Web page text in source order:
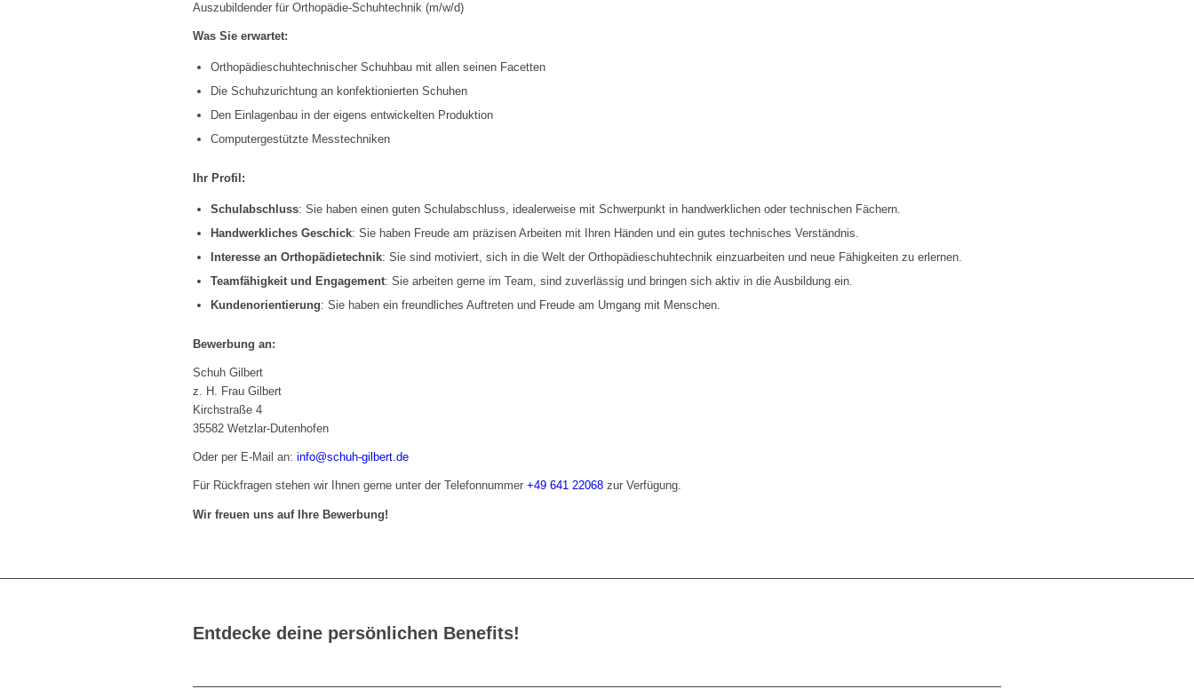
Auszubildender für Orthopädie-Schuhtechnik (m/w/d)
Was Sie erwartet:
Orthopädieschuhtechnischer Schuhbau mit allen seinen Facetten
Die Schuhzurichtung an konfektionierten Schuhen
Den Einlagenbau in der eigens entwickelten Produktion
Computergestützte Messtechniken
Ihr Profil:
Schulabschluss: Sie haben einen guten Schulabschluss, idealerweise mit Schwerpunkt in handwerklichen oder technischen Fächern.
Handwerkliches Geschick: Sie haben Freude am präzisen Arbeiten mit Ihren Händen und ein gutes technisches Verständnis.
Interesse an Orthopädietechnik: Sie sind motiviert, sich in die Welt der Orthopädieschuhtechnik einzuarbeiten und neue Fähigkeiten zu erlernen.
Teamfähigkeit und Engagement: Sie arbeiten gerne im Team, sind zuverlässig und bringen sich aktiv in die Ausbildung ein.
Kundenorientierung: Sie haben ein freundliches Auftreten und Freude am Umgang mit Menschen.
Bewerbung an:
Schuh Gilbert
z. H. Frau Gilbert
Kirchstraße 4
35582 Wetzlar-Dutenhofen
Oder per E-Mail an: info@schuh-gilbert.de
Für Rückfragen stehen wir Ihnen gerne unter der Telefonnummer +49 641 22068 zur Verfügung.
Wir freuen uns auf Ihre Bewerbung!
Entdecke deine persönlichen Benefits!